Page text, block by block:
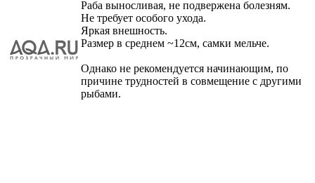
Раба выносливая, не подвержена болезням.
Не требует особого ухода.
Яркая внешность.
Размер в среднем ~12см, самки мельче.
Однако не рекомендуется начинающим, по
причине трудностей в совмещение с другими
рыбами.